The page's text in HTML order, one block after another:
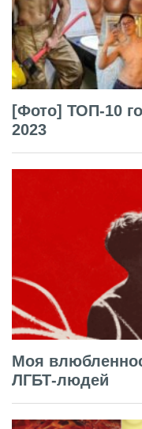
[Фото] ТОП-10
2023
Моя
ЛГБТ-людей